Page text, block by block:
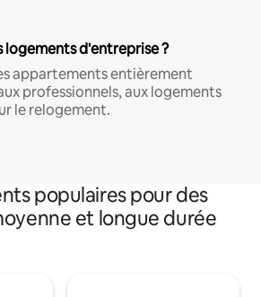
logements d'entreprise ?
appartements entièrement
professionnels, aux logements
le relogement.
populaires pour des
et longue durée